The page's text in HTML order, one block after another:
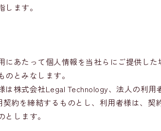
ます。
にあたって個人情報を当社らにご提供した
とみなします。
は株式会社Legal Technology、法人の利用
約を締結するものとし、利用者様は、契
します。